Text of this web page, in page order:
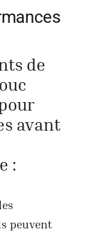
de
avant
:
peuvent